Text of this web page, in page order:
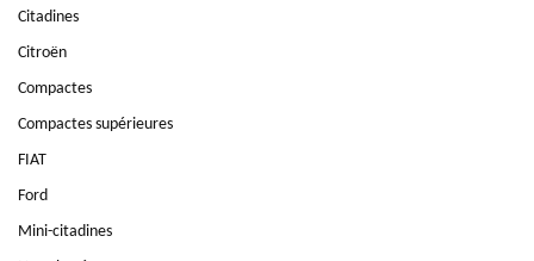
Citadines
Citroën
Compactes
Compactes supérieures
FIAT
Ford
Mini-citadines